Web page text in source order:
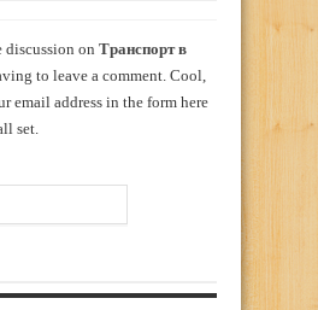
on Транспорт в
to leave a comment. Cool,
email address in the form here
set.